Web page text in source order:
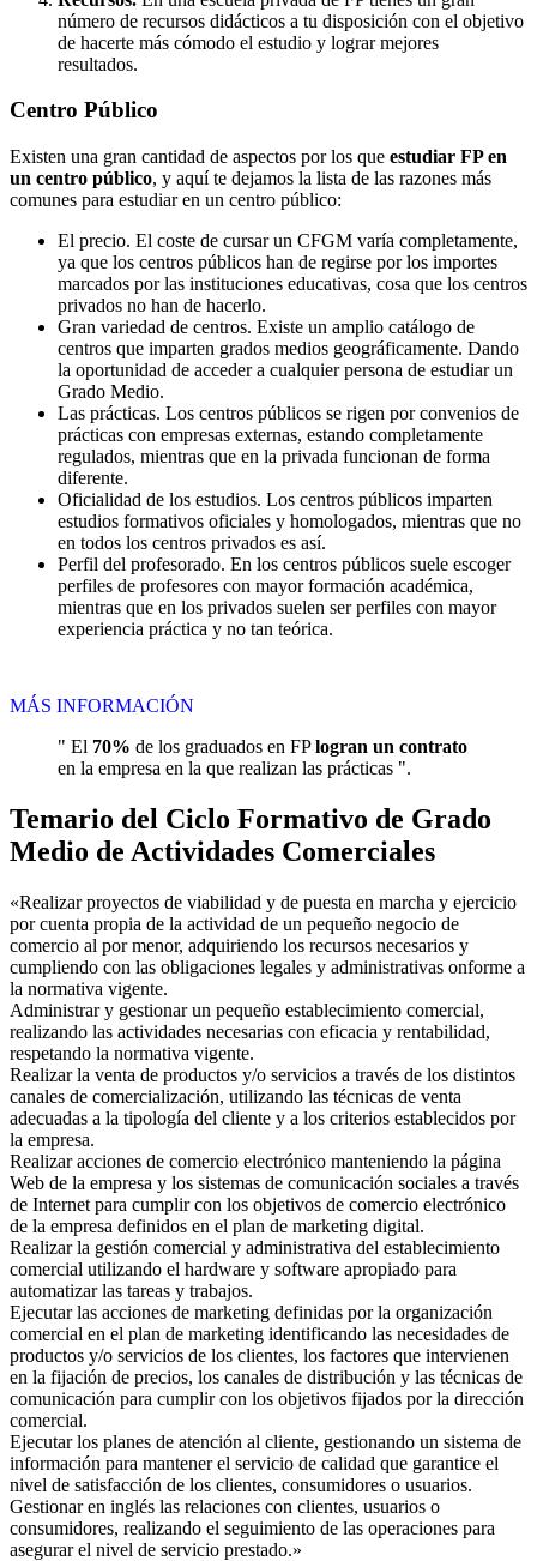
número de recursos didácticos a tu disposición con el objetivo
de hacerte más cómodo el estudio y lograr mejores
resultados.
Centro Público
Existen una gran cantidad de aspectos por los que estudiar FP en
un centro público, y aquí te dejamos la lista de las razones más
comunes para estudiar en un centro público:
El precio. El coste de cursar un CFGM varía completamente,
ya que los centros públicos han de regirse por los importes
marcados por las instituciones educativas, cosa que los centros
privados no han de hacerlo.
Gran variedad de centros. Existe un amplio catálogo de
centros que imparten grados medios geográficamente. Dando
la oportunidad de acceder a cualquier persona de estudiar un
Grado Medio.
Las prácticas. Los centros públicos se rigen por convenios de
prácticas con empresas externas, estando completamente
regulados, mientras que en la privada funcionan de forma
diferente.
Oficialidad de los estudios. Los centros públicos imparten
estudios formativos oficiales y homologados, mientras que no
en todos los centros privados es así.
Perfil del profesorado. En los centros públicos suele escoger
perfiles de profesores con mayor formación académica,
mientras que en los privados suelen ser perfiles con mayor
experiencia práctica y no tan teórica.
MÁS INFORMACIÓN
" El 70% de los graduados en FPlogran un contrato
en la empresa en la que realizan las prácticas ".
Temario del Ciclo Formativo de Grado
Medio de Actividades Comerciales
«Realizar proyectos de viabilidad y de puesta en marcha y ejercicio
por cuenta propia de la actividad de un pequeño negocio de
comercio al por menor, adquiriendo los recursos necesarios y
cumpliendo con las obligaciones legales y administrativas onforme a
la normativa vigente.
Administrar y gestionar un pequeño establecimiento comercial,
realizando las actividades necesarias con eficacia y rentabilidad,
respetando la normativa vigente.
Realizar la venta de productos y/o servicios a través de los distintos
canales de comercialización, utilizando las técnicas de venta
adecuadas a la tipología del cliente y a los criterios establecidos por
la empresa.
Realizar acciones de comercio electrónico manteniendo la página
Web de la empresa y los sistemas de comunicación sociales a través
de Internet para cumplir con los objetivos de comercio electrónico
de la empresa definidos en el plan de marketing digital.
Realizar la gestión comercial y administrativa del establecimiento
comercial utilizando el hardware y software apropiado para
automatizar las tareas y trabajos.
Ejecutar las acciones de marketing definidas por la organización
comercial en el plan de marketing identificando las necesidades de
productos y/o servicios de los clientes, los factores que intervienen
en la fijación de precios, los canales de distribución y las técnicas de
comunicación para cumplir con los objetivos fijados por la dirección
comercial.
Ejecutar los planes de atención al cliente, gestionando un sistema de
información para mantener el servicio de calidad que garantice el
nivel de satisfacción de los clientes, consumidores o usuarios.
Gestionar en inglés las relaciones con clientes, usuarios o
consumidores, realizando el seguimiento de las operaciones para
asegurar el nivel de servicio prestado.»